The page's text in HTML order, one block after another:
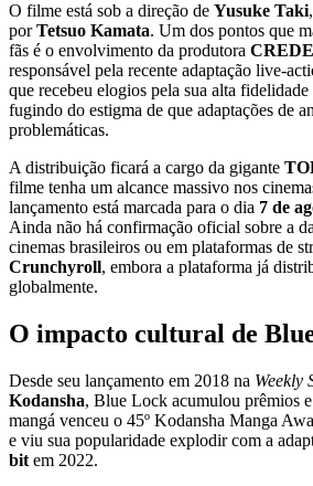
O filme está sob a direção de Yusuke Taki
porTetsuo Kamata. Um dos pontos que
fãs é o envolvimento da produtora
responsável pela recente adaptação live-
que recebeu elogios pela sua alta
fugindo do estigma de que adaptações de
problemáticas.
A distribuição ficará a cargo da gigante
filme tenha um alcance massivo nos
lançamento está marcada para o dia 7 de
Ainda não há confirmação oficial sobre a
cinemas brasileiros ou em plataformas de
Crunchyroll, embora a plataforma já
globalmente.
O impacto cultural de
Desde seu lançamento em 2018 na Weekly
Kodansha, Blue Lock acumulou prêmios
mangá venceu o 45º Kodansha Manga
e viu sua popularidade explodir com a
bit em 2022.